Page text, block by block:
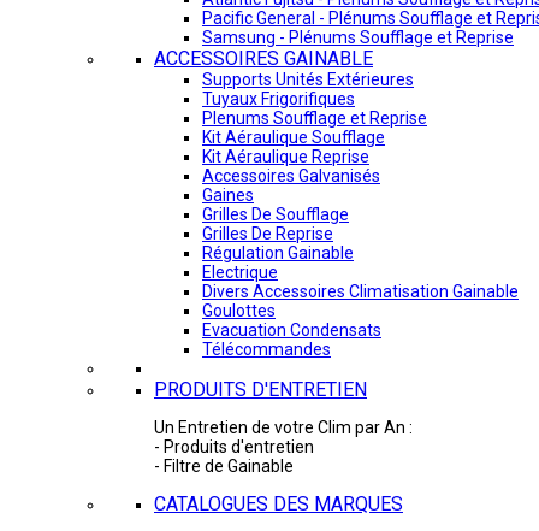
Pacific General - Plénums Soufflage et
Samsung - Plénums Soufflage et Reprise
ACCESSOIRES GAINABLE
Supports Unités Extérieures
Tuyaux Frigorifiques
Plenums Soufflage et Reprise
Kit Aéraulique Soufflage
Kit Aéraulique Reprise
Accessoires Galvanisés
Gaines
Grilles De Soufflage
Grilles De Reprise
Régulation Gainable
Electrique
Divers Accessoires Climatisation Gainable
Goulottes
Evacuation Condensats
Télécommandes
PRODUITS D'ENTRETIEN
Un Entretien de votre Clim par An :
- Produits d'entretien
- Filtre de Gainable
CATALOGUES DES MARQUES